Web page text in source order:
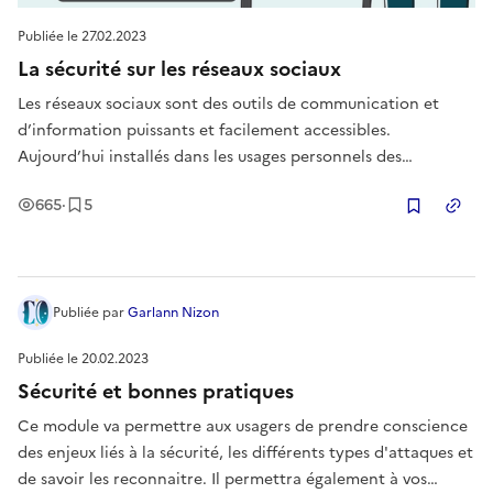
Publiée le27.02.2023
La sécurité sur les réseaux sociaux
Les réseaux sociaux sont des outils de communication et
d’information puissants et facilement accessibles.
Aujourd’hui installés dans les usages personnels des
entreprises qui les utilisent comme vitrine de leur activité, ils
665Vues
· 5Enregistrement
Publiée le20.02.2023
Sécurité et bonnes pratiques
Ce module va permettre aux usagers de prendre conscience
des enjeux liés à la sécurité, les différents types d'attaques et
de savoir les reconnaitre. Il permettra également à vos
Publiée parGarlann Nizon